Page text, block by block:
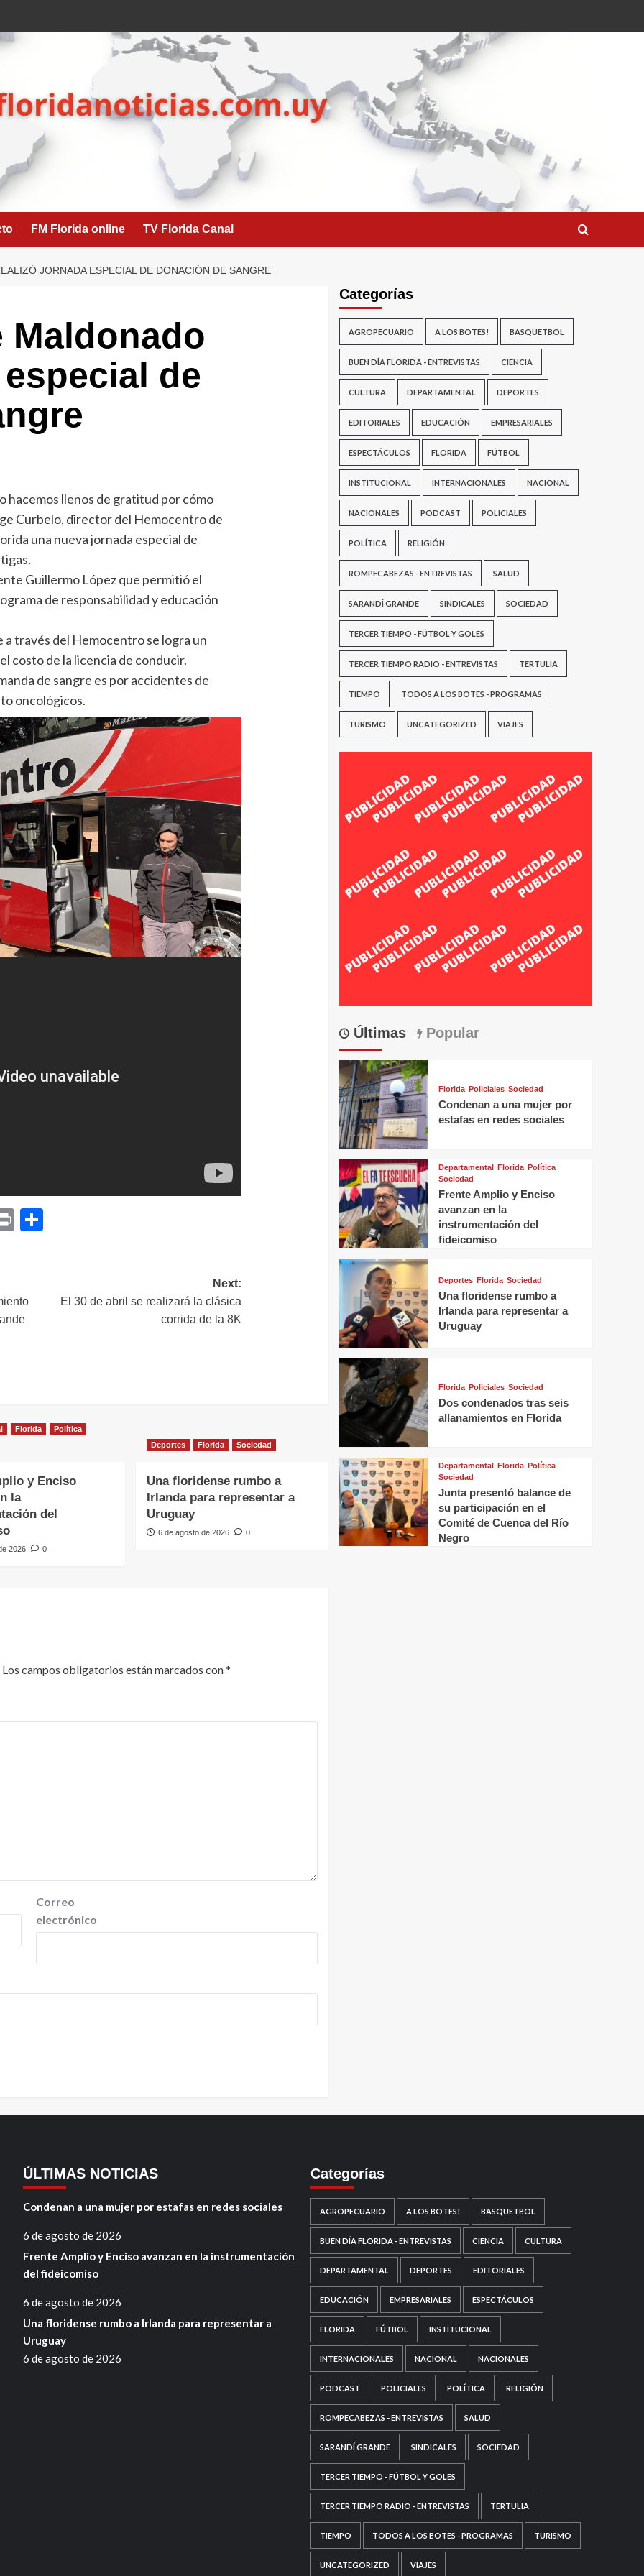
FM Florida online TV Florida Canal
JORNADA ESPECIAL DE DONACIÓN DE SANGRE
Maldonado
de
hacemos llenos de gratitud por cómo
Curbelo, director del Hemocentro de
una nueva jornada especial de
Guillermo López que permitió el
de responsabilidad y educación
a través del Hemocentro se logra un
costo de la licencia de conducir.
de sangre es por accidentes de
oncológicos.
Print
Next:
El 30 de abril se realizará la clásica
corrida de la 8K
Florida
Política
y Enciso
la
del
2026 0
Deportes Florida Sociedad
Una floridense rumbo a
Irlanda para representar a
Uruguay
6 de agosto de 2026 0
Los campos obligatorios están marcados con*
Correo
electrónico
Categorías
AGROPECUARIO A LOS BOTES! BASQUETBOL
BUEN DÍA FLORIDA - ENTREVISTAS CIENCIA
CULTURA DEPARTAMENTAL DEPORTES
EDITORIALES EDUCACIÓN EMPRESARIALES
ESPECTÁCULOS FLORIDA FÚTBOL
INSTITUCIONAL INTERNACIONALES NACIONAL
NACIONALES PODCAST POLICIALES
POLÍTICA RELIGIÓN
ROMPECABEZAS - ENTREVISTAS SALUD
SARANDÍ GRANDE SINDICALES SOCIEDAD
TERCER TIEMPO - FÚTBOL Y GOLES
TERCER TIEMPO RADIO - ENTREVISTAS TERTULIA
TIEMPO TODOS A LOS BOTES - PROGRAMAS
TURISMO UNCATEGORIZED VIAJES
Últimas Popular
Florida Policiales Sociedad
Condenan a una mujer por
estafas en redes sociales
Departamental Florida Política
Sociedad
Frente Amplio y Enciso
avanzan en la
instrumentación del
fideicomiso
Deportes Florida Sociedad
Una floridense rumbo a
Irlanda para representar a
Uruguay
Florida Policiales Sociedad
Dos condenados tras seis
allanamientos en Florida
Departamental Florida Política
Sociedad
Junta presentó balance de
su participación en el
Comité de Cuenca del Río
Negro
ÚLTIMAS NOTICIAS
Condenan a una mujer por estafas en redes sociales
6 de agosto de 2026
Frente Amplio y Enciso avanzan en la instrumentación
del fideicomiso
6 de agosto de 2026
Una floridense rumbo a Irlanda para representar a
Uruguay
6 de agosto de 2026
Categorías
AGROPECUARIO A LOS BOTES! BASQUETBOL
BUEN DÍA FLORIDA - ENTREVISTAS CIENCIA CULTURA
DEPARTAMENTAL DEPORTES EDITORIALES
EDUCACIÓN EMPRESARIALES ESPECTÁCULOS
FLORIDA FÚTBOL INSTITUCIONAL
INTERNACIONALES NACIONAL NACIONALES
PODCAST POLICIALES POLÍTICA RELIGIÓN
ROMPECABEZAS - ENTREVISTAS SALUD
SARANDÍ GRANDE SINDICALES SOCIEDAD
TERCER TIEMPO - FÚTBOL Y GOLES
TERCER TIEMPO RADIO - ENTREVISTAS TERTULIA
TIEMPO TODOS A LOS BOTES - PROGRAMAS TURISMO
UNCATEGORIZED VIAJES